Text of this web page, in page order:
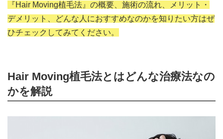
『Hair Moving植毛法』の概要、施術の流れ、メリット・
デメリット、どんな人におすすめなのかを知りたい方はぜ
ひチェックしてみてください。
Hair Moving植毛法とはどんな治療法なの
かを解説